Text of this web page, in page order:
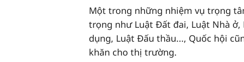
Một trong những nhiệm vụ trọng
trọng như Luật Đất đai, Luật Nhà ở,
dụng, Luật Đấu thầu..., Quốc hội
khăn cho thị trường.